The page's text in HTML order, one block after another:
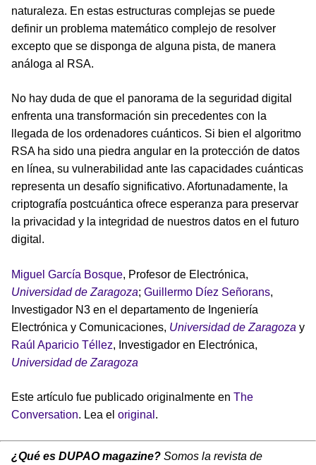
naturaleza. En estas estructuras complejas se puede
definir un problema matemático complejo de resolver
excepto que se disponga de alguna pista, de manera
análoga al RSA.
No hay duda de que el panorama de la seguridad digital
enfrenta una transformación sin precedentes con la
llegada de los ordenadores cuánticos. Si bien el algoritmo
RSA ha sido una piedra angular en la protección de datos
en línea, su vulnerabilidad ante las capacidades cuánticas
representa un desafío significativo. Afortunadamente, la
criptografía postcuántica ofrece esperanza para preservar
la privacidad y la integridad de nuestros datos en el futuro
digital.
Miguel García Bosque, Profesor de Electrónica,
Universidad de Zaragoza; Guillermo Díez Señorans,
Investigador N3 en el departamento de Ingeniería
Electrónica y Comunicaciones, Universidad de Zaragoza y
Raúl Aparicio Téllez, Investigador en Electrónica,
Universidad de Zaragoza
Este artículo fue publicado originalmente en The
Conversation. Lea el original .
¿Qué es DUPAO magazine? Somos la revista de